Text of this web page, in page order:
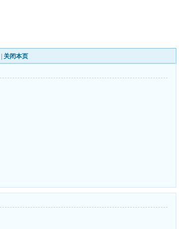
关闭本页